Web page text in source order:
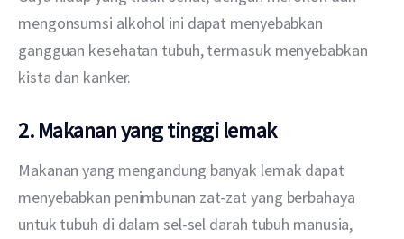
mengonsumsi alkohol ini dapat menyebabkan
gangguan kesehatan tubuh, termasuk menyebabkan
kista dan kanker.
2. Makanan yang tinggi lemak
Makanan yang mengandung banyak lemak dapat
menyebabkan penimbunan zat-zat yang berbahaya
untuk tubuh di dalam sel-sel darah tubuh manusia,